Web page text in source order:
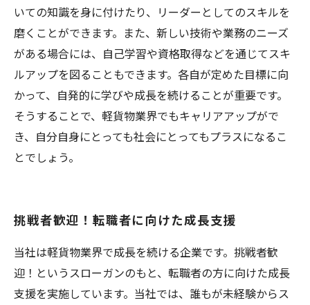
いての知識を身に付けたり、リーダーとしてのスキルを
磨くことができます。また、新しい技術や業務のニーズ
がある場合には、自己学習や資格取得などを通じてスキ
ルアップを図ることもできます。各自が定めた目標に向
かって、自発的に学びや成長を続けることが重要です。
そうすることで、軽貨物業界でもキャリアアップがで
き、自分自身にとっても社会にとってもプラスになるこ
とでしょう。
挑戦者歓迎！転職者に向けた成長支援
当社は軽貨物業界で成長を続ける企業です。挑戦者歓
迎！というスローガンのもと、転職者の方に向けた成長
支援を実施しています。当社では、誰もが未経験からス